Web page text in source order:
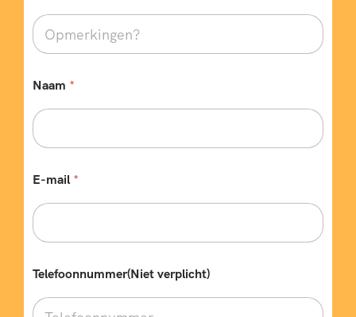
Naam *
E-mail *
Telefoonnummer(Niet verplicht)